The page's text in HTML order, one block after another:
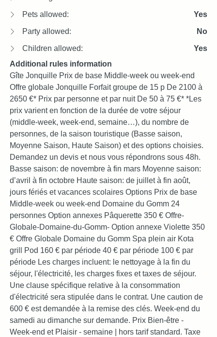
Pets allowed: Yes
Party allowed: No
Children allowed:
Yes
Additional rules information
Gîte Jonquille Prix de base Middle-week ou week-end
Offre globale Jonquille Forfait groupe de 15 p De 2100 à
2650 €* Prix par personne et par nuit De 50 à 75 €* *Les
prix varient en fonction de la durée de votre séjour
(middle-week, week-end, semaine…), du nombre de
personnes, de la saison touristique (Basse saison,
Moyenne Saison, Haute Saison) et des options choisies.
Demandez un devis et nous vous répondrons sous 48h.
Basse saison: de novembre à fin mars Moyenne saison:
d’avril à fin octobre Haute saison: de juillet à fin août,
jours fériés et vacances scolaires Options Prix de base
Middle-week ou week-end Domaine du Gomm 24
personnes Option annexes Pâquerette 350 € Offre-
Globale-Domaine-du-Gomm- Option annexe Violette 350
€ Offre Globale Domaine du Gomm Spa plein air Kota
grill Pod 160 € par période 40 € par période 100 € par
période Les charges incluent: le nettoyage à la fin du
séjour, l'électricité, les charges fixes et taxes de séjour.
Une clause spécifique relative à la consommation
d'électricité sera stipulée dans le contrat. Une caution de
600 € est demandée à la remise des clés. Week-end du
samedi au dimanche sur demande. Prix Bien-être -
Week-end et Plaisir - semaine | hors tarif standard. Taxe